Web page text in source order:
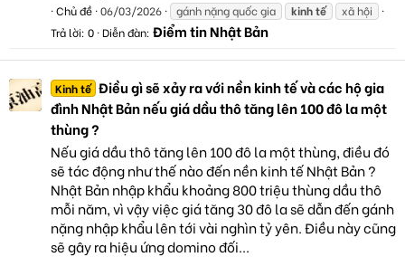
Chủ đề 06/03/2026 gánh nặng quốc gia kinhtế
xã hội
Trả lời: 0 Diễn đàn: Điểm tin Nhật Bản
Kinh tế Điều gì sẽ xảy ra với nền kinh tế và các hộ gia
đình Nhật Bản nếu giá dầu thô tăng lên 100 đô la một
thùng ?
Nếu giá dầu thô tăng lên 100 đô la một thùng, điều đó
sẽ tác động như thế nào đến nền kinh tế Nhật Bản ?
Nhật Bản nhập khẩu khoảng 800 triệu thùng dầu thô
mỗi năm, vì vậy việc giá tăng 30 đô la sẽ dẫn đến gánh
nặng nhập khẩu lên tới vài nghìn tỷ yên. Điều này cũng
sẽ gây ra hiệu ứng domino đối...